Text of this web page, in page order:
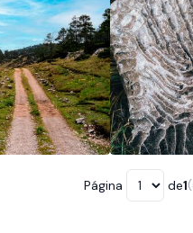
5/5
Página de1